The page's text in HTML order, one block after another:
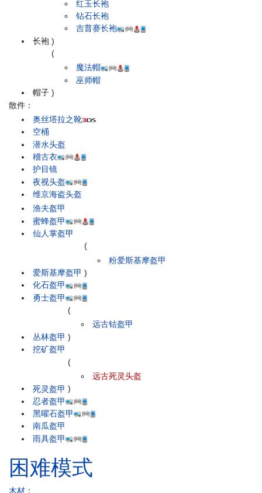
长袍
红玉长袍
钻石长袍
吉普赛长袍
)
帽子
(
魔法帽
巫师帽
)
散件：
奥丝塔拉之靴
空桶
潜水头盔
稽古衣
护目镜
夜视头盔
维京海盗头盔
渔夫盔甲
蜜蜂盔甲
仙人掌盔甲
爱斯基摩盔甲
(
粉爱斯基摩盔甲
)
化石盔甲
勇士盔甲
丛林盔甲
(
远古钴盔甲
)
挖矿盔甲
死灵盔甲
(
远古死灵头盔
)
忍者盔甲
黑曜石盔甲
南瓜盔甲
雨具盔甲
困难模式
木材 ：